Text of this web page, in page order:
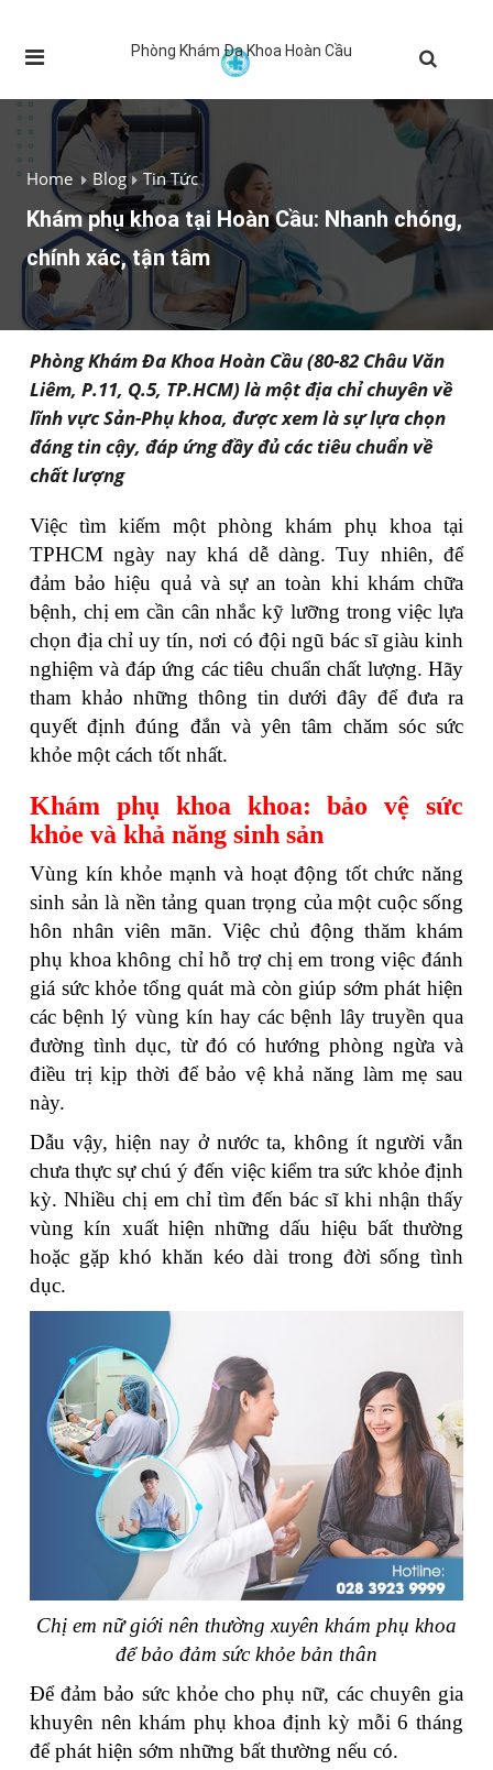
Phòng Khám Đa Khoa Hoàn Cầu
Home Blog Tin Tức
Khám phụ khoa tại Hoàn Cầu: Nhanh chóng,
chính xác, tận tâm
Phòng Khám Đa Khoa Hoàn Cầu (80-82 Châu Văn
Liêm, P.11, Q.5, TP.HCM) là một địa chỉ chuyên về
lĩnh vực Sản-Phụ khoa, được xem là sự lựa chọn
đáng tin cậy, đáp ứng đầy đủ các tiêu chuẩn về
chất lượng
Việc tìm kiếm một phòng khám phụ khoa tại
TPHCM ngày nay khá dễ dàng. Tuy nhiên, để
đảm bảo hiệu quả và sự an toàn khi khám chữa
bệnh, chị em cần cân nhắc kỹ lưỡng trong việc lựa
chọn địa chỉ uy tín, nơi có đội ngũ bác sĩ giàu kinh
nghiệm và đáp ứng các tiêu chuẩn chất lượng. Hãy
tham khảo những thông tin dưới đây để đưa ra
quyết định đúng đắn và yên tâm chăm sóc sức
khỏe một cách tốt nhất.
Khám phụ khoa khoa: bảo vệ sức
khỏe và khả năng sinh sản
Vùng kín khỏe mạnh và hoạt động tốt chức năng
sinh sản là nền tảng quan trọng của một cuộc sống
hôn nhân viên mãn. Việc chủ động thăm khám
phụ khoa không chỉ hỗ trợ chị em trong việc đánh
giá sức khỏe tổng quát mà còn giúp sớm phát hiện
các bệnh lý vùng kín hay các bệnh lây truyền qua
đường tình dục, từ đó có hướng phòng ngừa và
điều trị kịp thời để bảo vệ khả năng làm mẹ sau
này.
Dẫu vậy, hiện nay ở nước ta, không ít người vẫn
chưa thực sự chú ý đến việc kiểm tra sức khỏe định
kỳ. Nhiều chị em chỉ tìm đến bác sĩ khi nhận thấy
vùng kín xuất hiện những dấu hiệu bất thường
hoặc gặp khó khăn kéo dài trong đời sống tình
dục.
Chị em nữ giới nên thường xuyên khám phụ khoa
để bảo đảm sức khỏe bản thân
Để đảm bảo sức khỏe cho phụ nữ, các chuyên gia
khuyên nên khám phụ khoa định kỳ mỗi 6 tháng
để phát hiện sớm những bất thường nếu có.